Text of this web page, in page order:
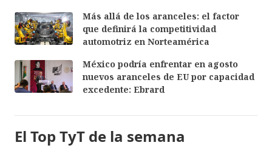
Más allá de los aranceles: el factor
que definirá la competitividad
automotriz en Norteamérica
México podría enfrentar en agosto
nuevos aranceles de EU por capacidad
excedente: Ebrard
El Top TyT de la semana